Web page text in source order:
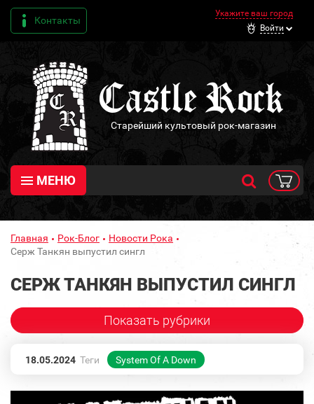
Контакты
Укажите ваш город
Войти
Старейший культовый рок-магазин
МЕНЮ
Главная Рок-Блог
Новости Рока
Серж Танкян выпустил сингл
СЕРЖ ТАНКЯН ВЫПУСТИЛ СИНГЛ
Показать рубрики
18.05.2024 Теги System Of A Down